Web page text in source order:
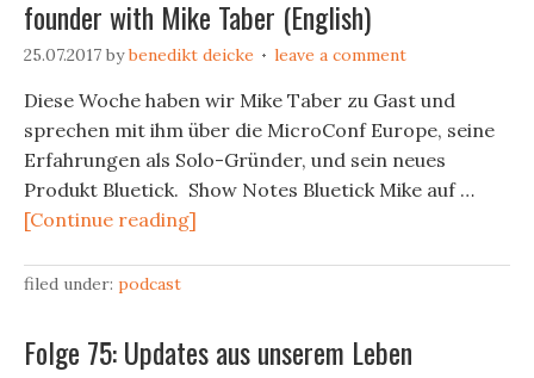
founder with Mike Taber (English)
25.07.2017 bybenedikt deicke leave a comment
Diese Woche haben wir Mike Taber zu Gast und
sprechen mit ihm über die MicroConf Europe, seine
Erfahrungen als Solo-Gründer, und sein neues
Produkt Bluetick. Show Notes Bluetick Mike auf …
[Continue reading]
filed under: podcast
Folge 75: Updates aus unserem Leben